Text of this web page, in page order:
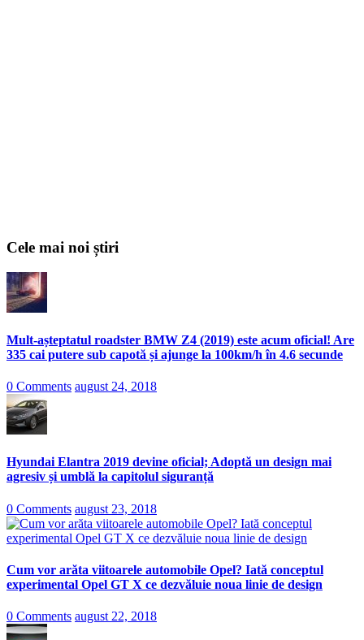
Cele mai noi știri
Mult-așteptatul roadster BMW Z4 (2019) este acum oficial! Are
335 cai putere sub capotă și ajunge la 100km/h în 4.6 secunde
0 Comments august 24, 2018
Hyundai Elantra 2019 devine oficial; Adoptă un design mai
agresiv și umblă la capitolul siguranță
0 Comments august 23, 2018
Cum vor arăta viitoarele automobile Opel? Iată conceptul
experimental Opel GT X ce dezvăluie noua linie de design
0 Comments august 22, 2018